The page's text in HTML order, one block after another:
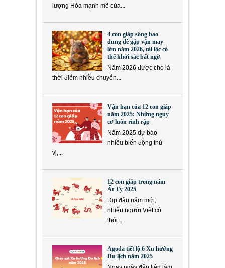
lượng Hỏa mạnh mẽ của...
4 con giáp sống bao
dung dễ gặp vận may
lớn năm 2026, tài lộc có
thể khởi sắc bất ngờ
Năm 2026 được cho là
thời điểm nhiều chuyển...
Vận hạn của 12 con giáp
năm 2025: Những nguy
cơ luôn rình rập
Năm 2025 dự báo
nhiều biến động thú
vị,...
12 con giáp trong năm
Ất Tỵ 2025
Dịp đầu năm mới,
nhiều người Việt có
thói...
Agoda tiết lộ 6 Xu hướng
Du lịch năm 2025